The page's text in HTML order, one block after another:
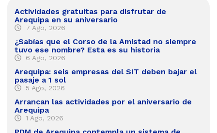
Actividades gratuitas para disfrutar de
Arequipa en su aniversario
7 Ago, 2026
¿Sabías que el Corso de la Amistad no siempre
tuvo ese nombre? Esta es su historia
6 Ago, 2026
Arequipa: seis empresas del SIT deben bajar el
pasaje a 1 sol
5 Ago, 2026
Arrancan las actividades por el aniversario de
Arequipa
1 Ago, 2026